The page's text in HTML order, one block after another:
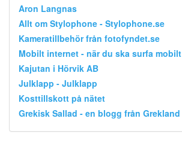
Aron Langnas
Allt om Stylophone - Stylophone.se
Kameratillbehör från fotofyndet.se
Mobilt internet - när du ska surfa mobilt
Kajutan i Hörvik AB
Julklapp - Julklapp
Kosttillskott på nätet
Grekisk Sallad - en blogg från Grekland